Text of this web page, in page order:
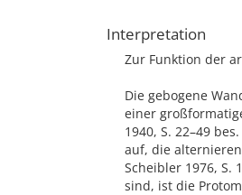
Interpretation
Zur Funktion der
Die gebogene
einer
1940, S. 22–49
auf, die
Scheibler 1976,
sind, ist die